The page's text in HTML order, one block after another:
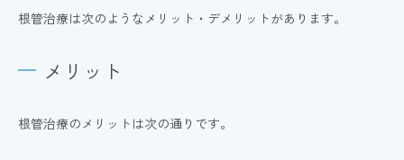
根管治療は次のようなメリット・デメリットがあります。
メリット
根管治療のメリットは次の通りです。